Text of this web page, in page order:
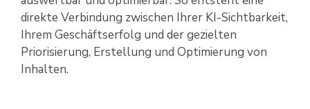
direkte Verbindung zwischen Ihrer KI-Sichtbarkeit,
Ihrem Geschäftserfolg und der gezielten
Priorisierung, Erstellung und Optimierung von
Inhalten.